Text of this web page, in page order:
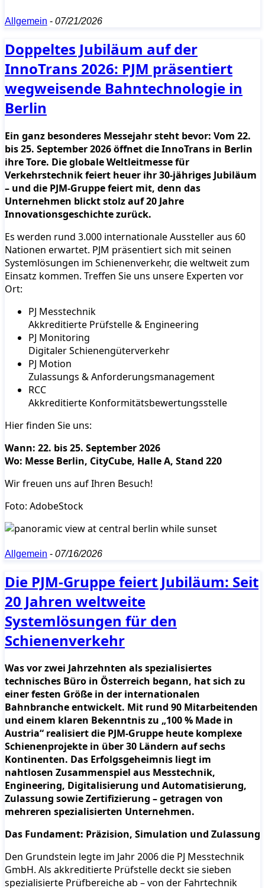
Allgemein - 07/21/2026
Doppeltes Jubiläum auf der
InnoTrans 2026: PJM präsentiert
wegweisende Bahntechnologie in
Berlin
Ein ganz besonderes Messejahr steht bevor: Vom 22.
bis 25. September 2026 öffnet die InnoTrans in Berlin
ihre Tore. Die globale Weltleitmesse für
Verkehrstechnik feiert heuer ihr 30-jähriges Jubiläum
– und die PJM-Gruppe feiert mit, denn das
Unternehmen blickt stolz auf 20 Jahre
Innovationsgeschichte zurück.
Es werden rund 3.000 internationale Aussteller aus 60
Nationen erwartet. PJM präsentiert sich mit seinen
Systemlösungen im Schienenverkehr, die weltweit zum
Einsatz kommen. Treffen Sie uns unsere Experten vor
Ort:
PJ Messtechnik
Akkreditierte Prüfstelle & Engineering
PJ Monitoring
Digitaler Schienengüterverkehr
PJ Motion
Zulassungs & Anforderungsmanagement
RCC
Akkreditierte Konformitätsbewertungsstelle
Hier finden Sie uns:
Wann: 22. bis 25. September 2026
Wo: Messe Berlin, CityCube, Halle A, Stand 220
Wir freuen uns auf Ihren Besuch!
Foto: AdobeStock
Allgemein - 07/16/2026
Die PJM-Gruppe feiert Jubiläum: Seit
20 Jahren weltweite
Systemlösungen für den
Schienenverkehr
Was vor zwei Jahrzehnten als spezialisiertes
technisches Büro in Österreich begann, hat sich zu
einer festen Größe in der internationalen
Bahnbranche entwickelt. Mit rund 90 Mitarbeitenden
und einem klaren Bekenntnis zu „100 % Made in
Austria“ realisiert die PJM-Gruppe heute komplexe
Schienenprojekte in über 30 Ländern auf sechs
Kontinenten. Das Erfolgsgeheimnis liegt im
nahtlosen Zusammenspiel aus Messtechnik,
Engineering, Digitalisierung und Automatisierung,
Zulassung sowie Zertifizierung – getragen von
mehreren spezialisierten Unternehmen.
Das Fundament: Präzision, Simulation und Zulassung
Den Grundstein legte im Jahr 2006 die PJ Messtechnik
GmbH. Als akkreditierte Prüfstelle deckt sie sieben
spezialisierte Prüfbereiche ab – von der Fahrtechnik